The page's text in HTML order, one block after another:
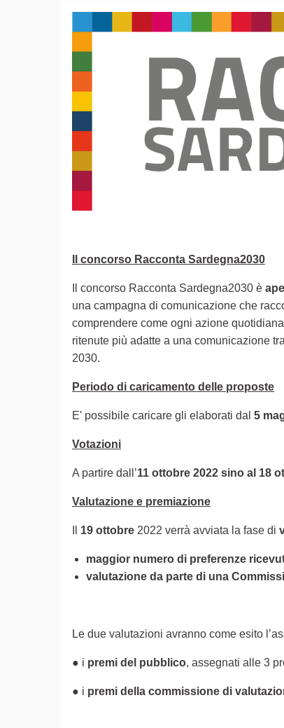
Il concorso Racconta Sardegna2030
Il concorso Racconta Sardegna2030 è
una campagna di comunicazione che
comprendere come ogni azione
ritenute più adatte a una comunicazione
2030.
Periodo di caricamento delle proposte
E' possibile caricare gli elaborati dal 5
Votazioni
A partire dall’11 ottobre 2022 sino al 18
Valutazione e premiazione
19 ottobre 2022 verrà avviata la fase di
maggior numero di preferenze
valutazione da parte di una
Le due valutazioni avranno come esito
● i premi del pubblico, assegnati alle 3
● i premi della commissione di